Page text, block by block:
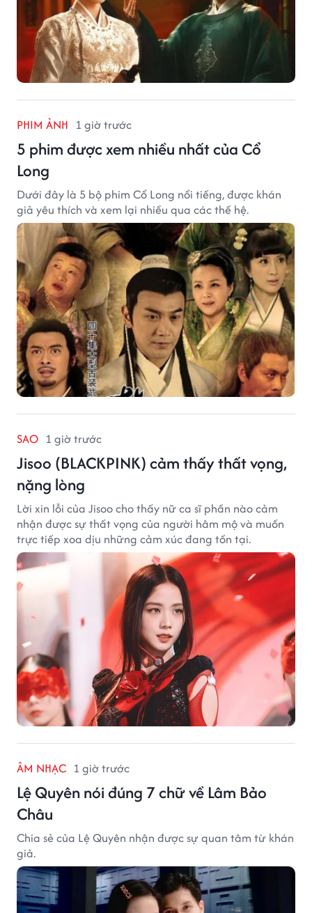
PHIM ẢNH 1 giờ trước
5 phim được xem nhiều nhất của Cổ
Long
Dưới đây là 5 bộ phim Cổ Long nổi tiếng, được khán
giả yêu thích và xem lại nhiều qua các thế hệ.
SAO 1 giờ trước
Jisoo (BLACKPINK) cảm thấy thất vọng,
nặng lòng
Lời xin lỗi của Jisoo cho thấy nữ ca sĩ phần nào cảm
nhận được sự thất vọng của người hâm mộ và muốn
trực tiếp xoa dịu những cảm xúc đang tồn tại.
ÂM NHẠC 1 giờ trước
Lệ Quyên nói đúng 7 chữ về Lâm Bảo
Châu
Chia sẻ của Lệ Quyên nhận được sự quan tâm từ khán
giả.